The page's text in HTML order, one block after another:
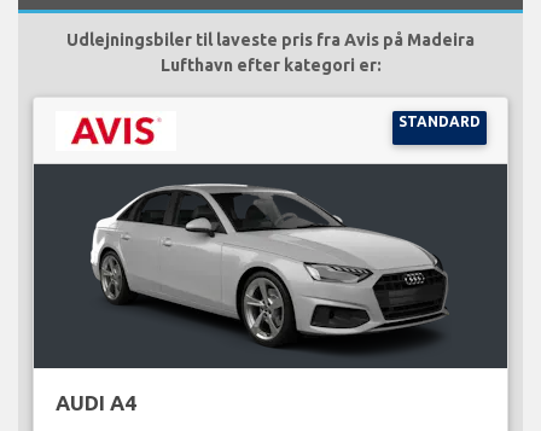
Udlejningsbiler til laveste pris fra Avis på Madeira
Lufthavn efter kategori er:
STANDARD
AUDI A4